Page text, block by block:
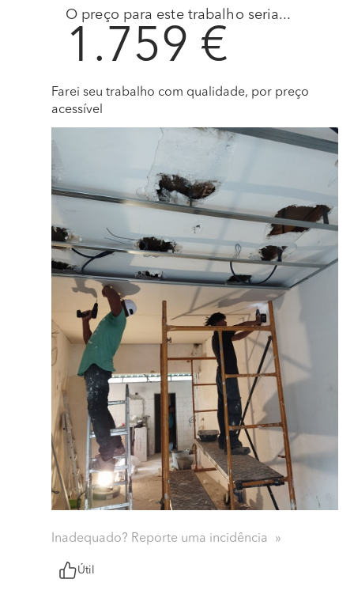
O preço para este trabalho seria...
1.759 €
Farei seu trabalho com qualidade, por preço
acessível
Inadequado? Reporte uma incidência
Útil